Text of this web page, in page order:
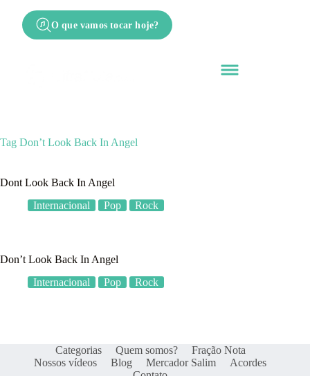
O que vamos tocar hoje?
Tag Don’t Look Back In Angel
Dont Look Back In Angel
Internacional
Pop Rock
Don’t Look Back In Angel
Internacional
Pop Rock
Categorias Quem somos?
Fração Nota
Nossos vídeos
Blog Mercador Salim
Acordes